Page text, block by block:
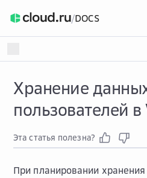
/DOCS
Хранение
пользователей в
Эта статья полезна?
При планировании